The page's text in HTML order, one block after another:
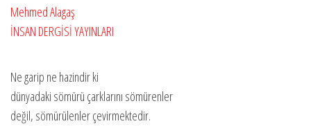
Mehmed Alagaş
İNSAN DERGİSİ YAYINLARI
Ne garip ne hazindir ki
dünyadaki sömürü çarklarını sömürenler
değil, sömürülenler çevirmektedir.